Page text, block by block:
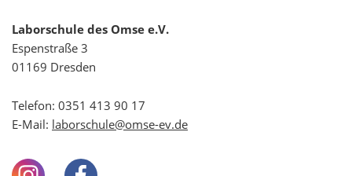
Laborschule des Omse e.V.
Espenstraße 3
01169 Dresden
Telefon: 0351 413 90 17
E-Mail: laborschule@omse-ev.de
InstagramFacebook